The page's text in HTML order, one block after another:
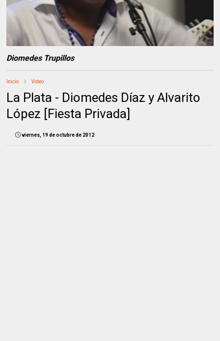
Diomedes Trupillos
Inicio Video
La Plata - Diomedes Díaz y Alvarito
López [Fiesta Privada]
viernes, 19 de octubre de 2012